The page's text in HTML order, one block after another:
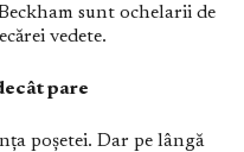
sunt ochelarii de
vedete.
pare
poșetei. Dar pe lângă